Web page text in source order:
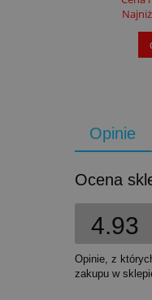
Opinie
Ocena
4.93
Opinie, z
zakupu w